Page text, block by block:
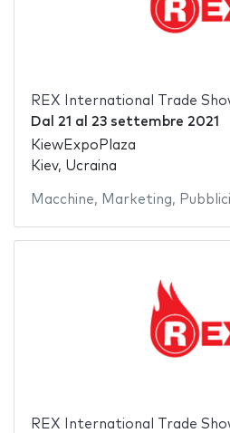
REX International Trade
Dal 21 al 23 settembre 2021
KiewExpoPlaza
Kiev, Ucraina
Macchine, Marketing,
REX International Trade